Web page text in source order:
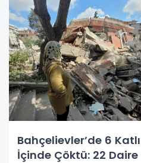
Bahçelievler’de 6
İçinde Çöktü: 22 Daire